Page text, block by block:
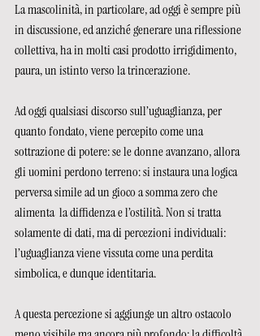
La mascolinità, in particolare, ad oggi è sempre più
in discussione, ed anziché generare una riflessione
collettiva, ha in molti casi prodotto irrigidimento,
paura, un istinto verso la trincerazione.
Ad oggi qualsiasi discorso sull’uguaglianza, per
quanto fondato, viene percepito come una
sottrazione di potere: se le donne avanzano, allora
gli uomini perdono terreno: si instaura una logica
perversa simile ad un gioco a somma zero che
alimenta  la diffidenza e l’ostilità. Non si tratta
solamente di dati, ma di percezioni individuali:
l’uguaglianza viene vissuta come una perdita
simbolica, e dunque identitaria.
A questa percezione si aggiunge un altro ostacolo